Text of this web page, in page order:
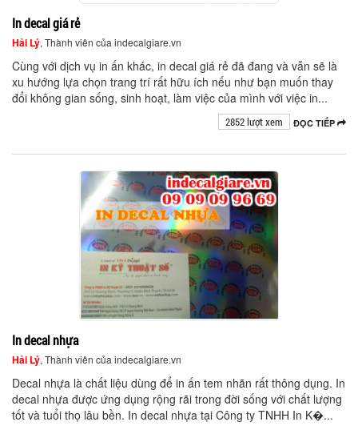
In decal giá rẻ
Hải Lý, Thành viên của indecalgiare.vn
Cùng với dịch vụ in ấn khác, in decal giá rẻ đã đang và vẫn sẽ là
xu hướng lựa chọn trang trí rất hữu ích nếu như bạn muốn thay
đổi không gian sống, sinh hoạt, làm việc của mình với việc in...
ĐỌC TIẾP
2852 lượt xem
In decal nhựa
Hải Lý, Thành viên của indecalgiare.vn
Decal nhựa là chất liệu dùng để in ấn tem nhãn rất thông dụng. In
decal nhựa được ứng dụng rộng rãi trong đời sống với chất lượng
tốt và tuổi thọ lâu bền. In decal nhựa tại Công ty TNHH In K�...